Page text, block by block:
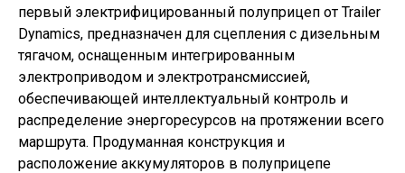
первый электрифицированный полуприцеп от Trailer
Dynamics, предназначен для сцепления с дизельным
тягачом, оснащенным интегрированным
электроприводом и электротрансмиссией,
обеспечивающей интеллектуальный контроль и
распределение энергоресурсов на протяжении всего
маршрута. Продуманная конструкция и
расположение аккумуляторов в полуприцепе